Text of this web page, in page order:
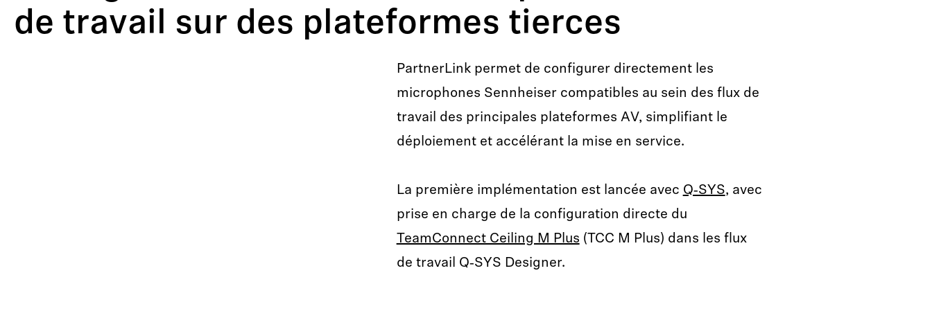
de travail sur des plateformes tierces
PartnerLink permet de configurer directement les
microphones Sennheiser compatibles au sein des flux de
travail des principales plateformes AV, simplifiant le
déploiement et accélérant la mise en service.
La première implémentation est lancée avec Q‑SYS, avec
prise en charge de la configuration directe du
TeamConnect Ceiling M Plus (TCC M Plus) dans les flux
de travail Q‑SYS Designer.